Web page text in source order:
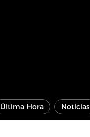
Última Hora Noticias